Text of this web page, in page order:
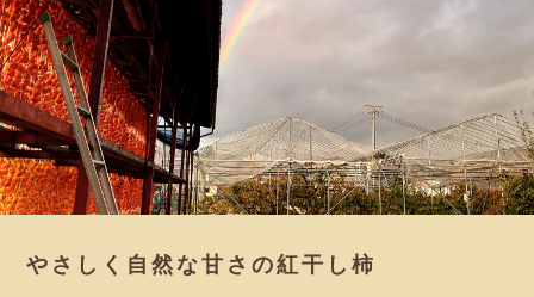
やさしく自然な甘さの紅干し柿